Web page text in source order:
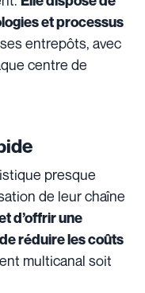
et processus
entrepôts, avec
centre de
presque
de leur chaîne
d’offrir une
réduire les coûts
multicanal soit